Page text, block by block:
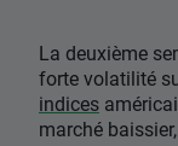
La deuxième
forte volatilité
indices
marché